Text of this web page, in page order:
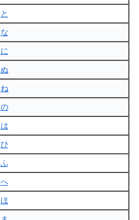
と
な
に
ぬ
ね
の
は
ひ
ふ
へ
ほ